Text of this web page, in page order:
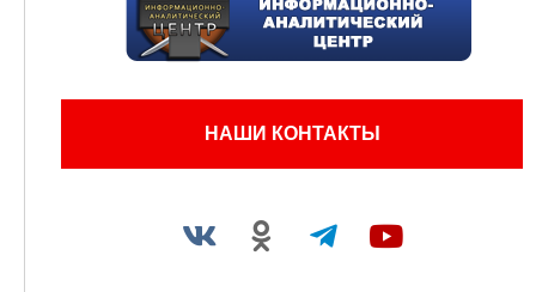
НАШИ КОНТАКТЫ